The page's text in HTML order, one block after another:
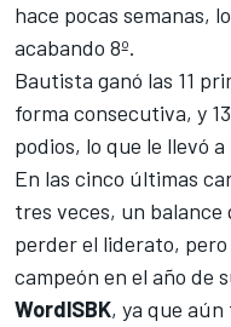
hace pocas semanas,
acabando 8º.
Bautista ganó las 11
forma consecutiva, y
podios, lo que le llevó
En las cinco últimas
tres veces, un
perder el liderato, pero
campeón en el año de
WordlSBK, ya que